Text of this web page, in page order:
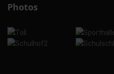
Photos